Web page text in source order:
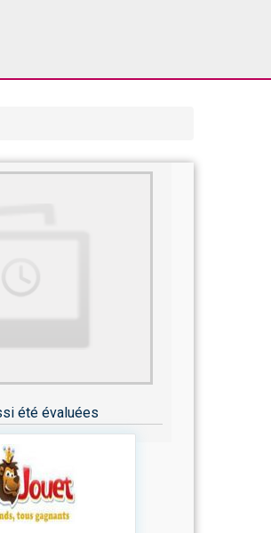
été évaluées